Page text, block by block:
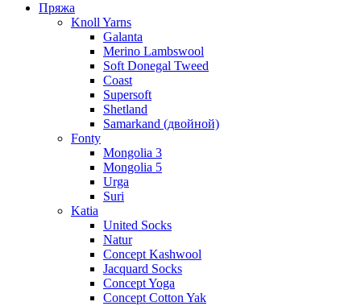
Пряжа
Knoll Yarns
Galanta
Merino Lambswool
Soft Donegal Tweed
Coast
Supersoft
Shetland
Samarkand (двойной)
Fonty
Mongolia 3
Mongolia 5
Urga
Suri
Katia
United Socks
Natur
Concept Kashwool
Jacquard Socks
Concept Yoga
Concept Cotton Yak